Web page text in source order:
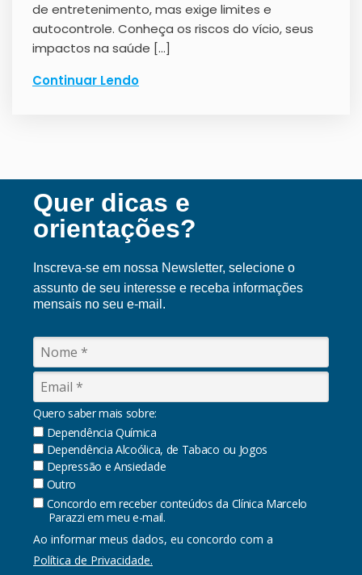
de entretenimento, mas exige limites e
autocontrole. Conheça os riscos do vício, seus
impactos na saúde […]
Continuar Lendo
Quer dicas e
orientações?
Inscreva-se em nossa Newsletter, selecione o
assunto de seu interesse e receba informações
mensais no seu e-mail.
Quero saber mais sobre:
Dependência Química
Dependência Alcoólica, de Tabaco ou Jogos
Depressão e Ansiedade
Outro
Concordo em receber conteúdos da Clínica Marcelo
Parazzi em meu e-mail.
Ao informar meus dados, eu concordo com a
Política de Privacidade.